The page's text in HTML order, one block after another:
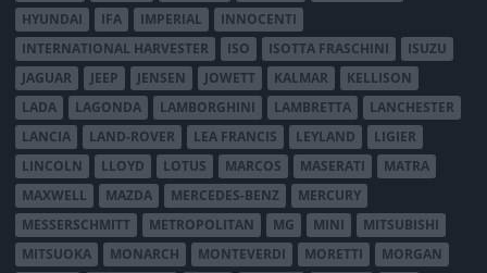
HYUNDAI
IFA IMPERIAL
INNOCENTI
INTERNATIONAL HARVESTER
ISO ISOTTA FRASCHINI
ISUZU
JAGUAR
JEEP JENSEN JOWETT KALMAR
KELLISON
LADA
LAGONDA LAMBORGHINI LAMBRETTA
LANCHESTER
LANCIA
LAND-ROVER LEA FRANCIS LEYLAND
LIGIER
LINCOLN
LLOYD LOTUS MARCOS MASERATI
MATRA
MAXWELL
MAZDA MERCEDES-BENZ
MERCURY
MESSERSCHMITT
METROPOLITAN MG MINI
MITSUBISHI
MITSUOKA
MONARCH MONTEVERDI MORETTI
MORGAN